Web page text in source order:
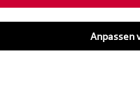
Anpassen